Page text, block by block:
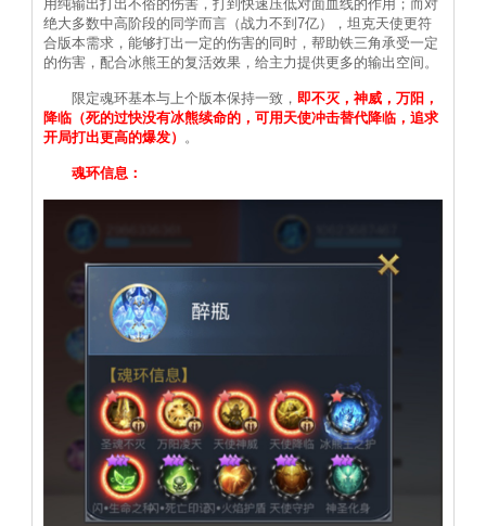
用纯输出打出不俗的伤害，打到快速压低对面血线的作用；而对
绝大多数中高阶段的同学而言（战力不到7亿），坦克天使更符
合版本需求，能够打出一定的伤害的同时，帮助铁三角承受一定
的伤害，配合冰熊王的复活效果，给主力提供更多的输出空间。
限定魂环基本与上个版本保持一致，即不灭，神威，万阳，
降临（死的过快没有冰熊续命的，可用天使冲击替代降临，追求
开局打出更高的爆发） 。
魂环信息：